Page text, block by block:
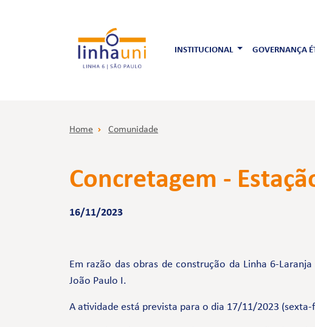
INSTITUCIONAL GOVERNANÇA
Home Comunidade
Concretagem -
16/11/2023
Em razão das obras de construção da Linha 6-
João Paulo I.
A atividade está prevista para o dia 17/11/2023 (sexta-